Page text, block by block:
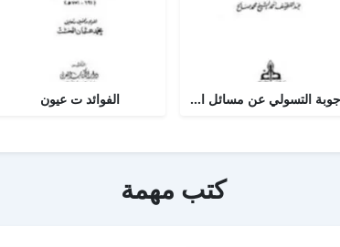
أجوبة التسولي عن مسائل الأمير عبد القادر في الجهاد الفوائد ت عيون
كتب مهمة